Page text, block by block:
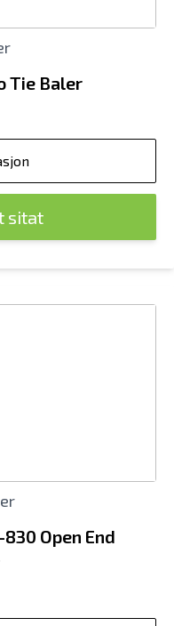
Tie Baler
sitat
Open End